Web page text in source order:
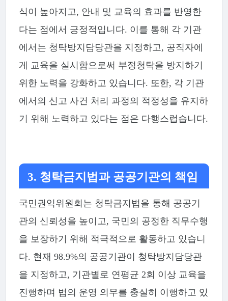
식이 높아지고, 안내 및 교육의 효과를 반영한
다는 점에서 긍정적입니다. 이를 통해 각 기관
에서는 청탁방지담당관을 지정하고, 공직자에
게 교육을 실시함으로써 부정청탁을 방지하기
위한 노력을 강화하고 있습니다. 또한, 각 기관
에서의 신고 사건 처리 과정의 적정성을 유지하
기 위해 노력하고 있다는 점은 다행스럽습니다.
3. 청탁금지법과 공공기관의 책임
국민권익위원회는 청탁금지법을 통해 공공기
관의 신뢰성을 높이고, 국민의 공정한 직무수행
을 보장하기 위해 적극적으로 활동하고 있습니
다. 현재 98.9%의 공공기관이 청탁방지담당관
을 지정하고, 기관별로 연평균 2회 이상 교육을
진행하며 법의 운영 의무를 충실히 이행하고 있